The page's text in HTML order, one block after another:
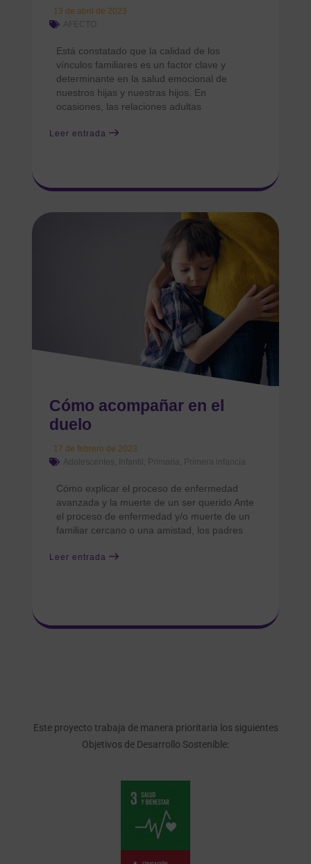
13 de abril de 2023
AFECTO
Está constatado que la calidad de los
vínculos familiares es un factor clave y
determinante en la salud emocional de
nuestros hijas y nuestras hijos. En
ocasiones, las relaciones adultas
Leer entrada
Cómo acompañar en el
duelo
17 de febrero de 2023
Adolescentes
Infantil Primaria Primera infancia
Cómo explicar el proceso de enfermedad
avanzada y la muerte de un ser querido Ante
el proceso de enfermedad y/o muerte de un
familiar cercano o una amistad, los padres
Leer entrada
Este proyecto trabaja de manera prioritaria los siguientes
Objetivos de Desarrollo Sostenible: